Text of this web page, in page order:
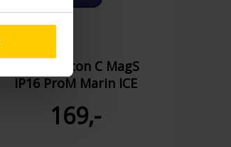
Apple Silicon C MagS
iP16 ProM Marin ICE
169,-